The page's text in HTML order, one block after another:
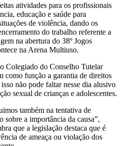
atividades para os profissionais
educação e saúde para
de violência, dando os
do trabalho referente a
na abertura do 38º Jogos
na Arena Multiuso.
Colegiado do Conselho Tutelar
como função a garantia de direitos
não pode faltar nesse dia alusivo
sexual de crianças e adolescentes.
também na tentativa de
sobre a importância da causa”,
que a legislação destaca que é
de ameaça ou violação dos